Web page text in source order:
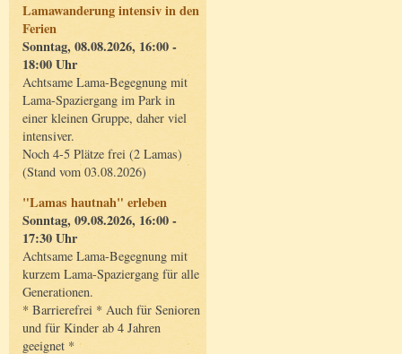
Lamawanderung intensiv in den
Ferien
Sonntag, 08.08.2026, 16:00 -
18:00 Uhr
Achtsame Lama-Begegnung mit
Lama-Spaziergang im Park in
einer kleinen Gruppe, daher viel
intensiver.
Noch 4-5 Plätze frei (2 Lamas)
(Stand vom 03.08.2026)
"Lamas hautnah" erleben
Sonntag, 09.08.2026, 16:00 -
17:30 Uhr
Achtsame Lama-Begegnung mit
kurzem Lama-Spaziergang für alle
Generationen.
* Barrierefrei * Auch für Senioren
und für Kinder ab 4 Jahren
geeignet *